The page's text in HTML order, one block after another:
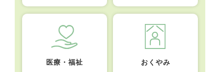
医療・福祉 おくやみ